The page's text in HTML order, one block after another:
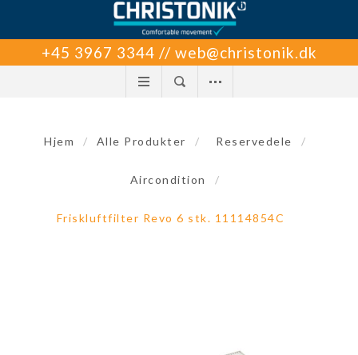
+45 3967 3344 // web@christonik.dk
Hjem / Alle Produkter / Reservedele /
Aircondition /
Friskluftfilter Revo 6 stk. 11114854C